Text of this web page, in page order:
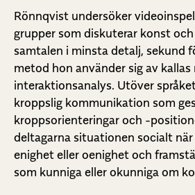
Rönnqvist undersöker
grupper som diskuterar konst
samtalen i minsta detalj, sekund
metod hon använder sig av
interaktionsanalys. Utöver
kroppslig kommunikation som
kroppsorienteringar och -
deltagarna situationen socialt
enighet eller oenighet och
som kunniga eller okunniga om